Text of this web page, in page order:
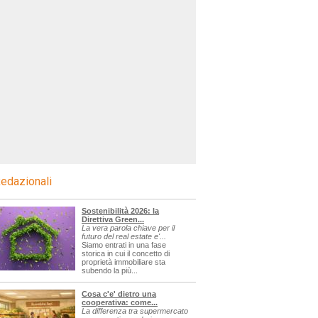
Sostenibilità 2026: la
Direttiva Green...
La vera parola chiave per il
futuro del real estate e'...
Siamo entrati in una fase
storica in cui il concetto di
proprietà immobiliare sta
subendo la più...
Cosa c'e' dietro una
cooperativa: come...
La differenza tra supermercato